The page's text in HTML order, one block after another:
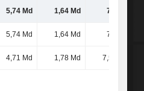
5,74 Md 1,64 Md 7,5 Md
5,74 Md 1,64 Md 7,5 Md
4,71 Md 1,78 Md 7,51 Md